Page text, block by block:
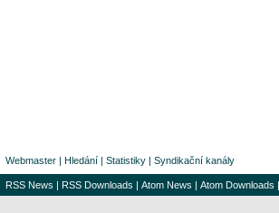
Webmaster | Hledání | Statistiky | Syndikační kanály
RSS News | RSS Downloads | Atom News | Atom Downloads |